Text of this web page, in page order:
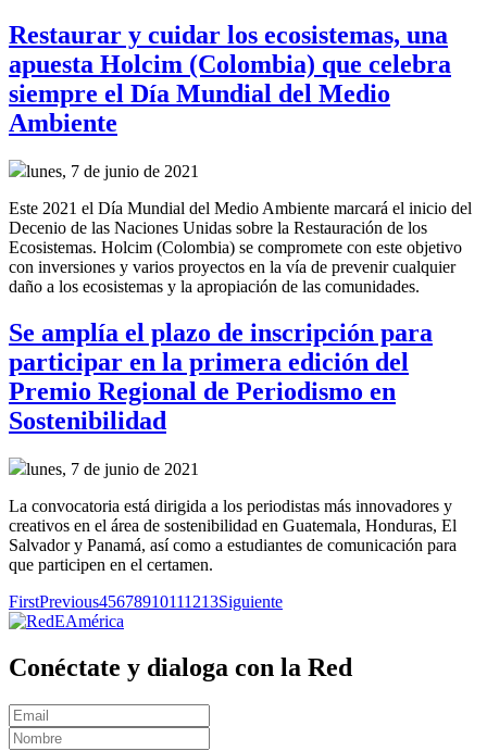
Restaurar y cuidar los ecosistemas, una
apuesta Holcim (Colombia) que celebra
siempre el Día Mundial del Medio
Ambiente
lunes, 7 de junio de 2021
Este 2021 el Día Mundial del Medio Ambiente marcará el inicio del
Decenio de las Naciones Unidas sobre la Restauración de los
Ecosistemas. Holcim (Colombia) se compromete con este objetivo
con inversiones y varios proyectos en la vía de prevenir cualquier
daño a los ecosistemas y la apropiación de las comunidades.
Se amplía el plazo de inscripción para
participar en la primera edición del
Premio Regional de Periodismo en
Sostenibilidad
lunes, 7 de junio de 2021
La convocatoria está dirigida a los periodistas más innovadores y
creativos en el área de sostenibilidad en Guatemala, Honduras, El
Salvador y Panamá, así como a estudiantes de comunicación para
que participen en el certamen.
FirstPrevious45678910111213Siguiente
Conéctate y dialoga con la Red